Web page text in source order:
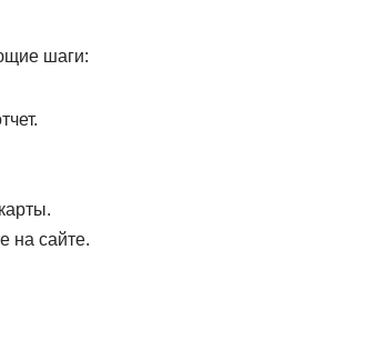
шаги:
на сайте.